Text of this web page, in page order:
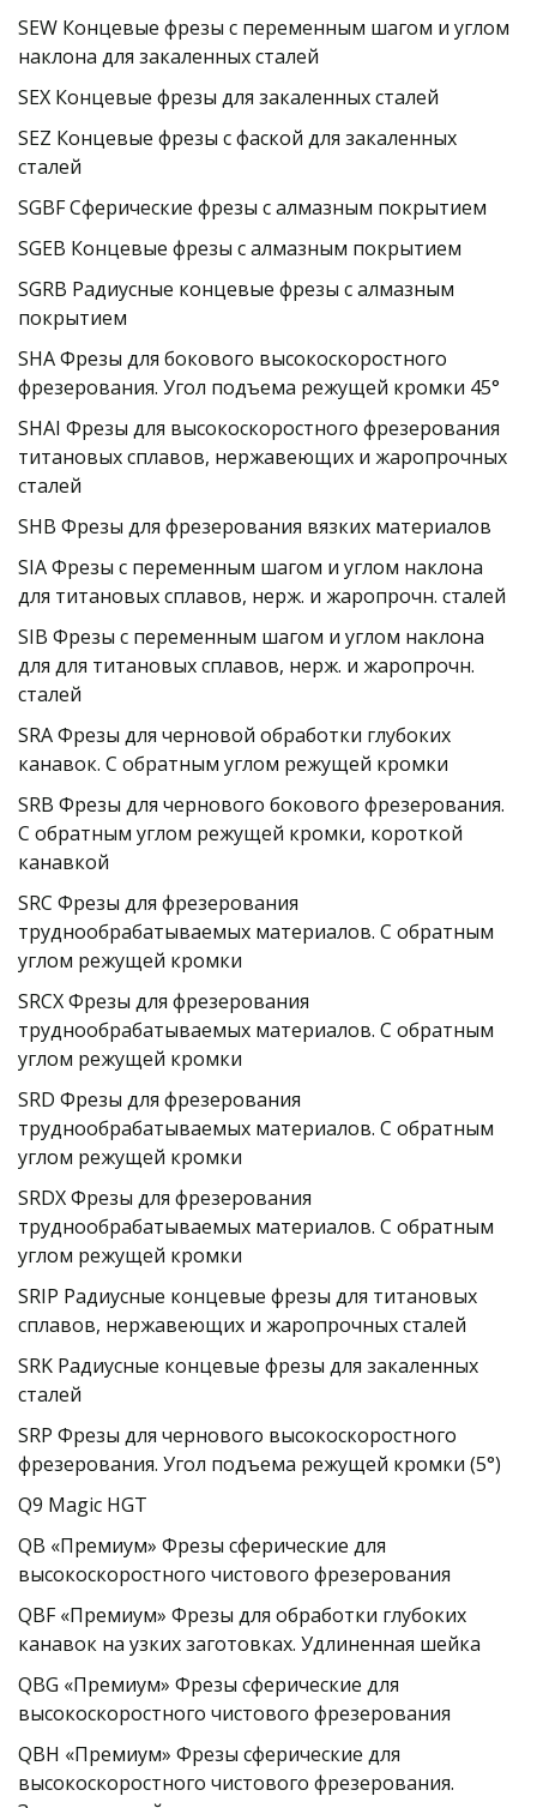
SEW Концевые фрезы с переменным шагом и углом
наклона для закаленных сталей
SEX Концевые фрезы для закаленных сталей
SEZ Концевые фрезы с фаской для закаленных
сталей
SGBF Сферические фрезы с алмазным покрытием
SGEB Концевые фрезы с алмазным покрытием
SGRB Радиусные концевые фрезы с алмазным
покрытием
SHA Фрезы для бокового высокоскоростного
фрезерования. Угол подъема режущей кромки 45°
SHAI Фрезы для высокоскоростного фрезерования
титановых сплавов, нержавеющих и жаропрочных
сталей
SHB Фрезы для фрезерования вязких материалов
SIA Фрезы с переменным шагом и углом наклона
для титановых сплавов, нерж. и жаропрочн. сталей
SIB Фрезы с переменным шагом и углом наклона
для для титановых сплавов, нерж. и жаропрочн.
сталей
SRA Фрезы для черновой обработки глубоких
канавок. C обратным углом режущей кромки
SRB Фрезы для чернового бокового фрезерования.
C обратным углом режущей кромки, короткой
канавкой
SRC Фрезы для фрезерования
труднообрабатываемых материалов. C обратным
углом режущей кромки
SRCX Фрезы для фрезерования
труднообрабатываемых материалов. C обратным
углом режущей кромки
SRD Фрезы для фрезерования
труднообрабатываемых материалов. C обратным
углом режущей кромки
SRDX Фрезы для фрезерования
труднообрабатываемых материалов. C обратным
углом режущей кромки
SRIP Радиусные концевые фрезы для титановых
сплавов, нержавеющих и жаропрочных сталей
SRK Радиусные концевые фрезы для закаленных
сталей
SRP Фрезы для чернового высокоскоростного
фрезерования. Угол подъема режущей кромки (5°)
Q9 Magic HGT
QB «Премиум» Фрезы сферические для
высокоскоростного чистового фрезерования
QBF «Премиум» Фрезы для обработки глубоких
канавок на узких заготовках. Удлиненная шейка
QBG «Премиум» Фрезы сферические для
высокоскоростного чистового фрезерования
QBH «Премиум» Фрезы сферические для
высокоскоростного чистового фрезерования.